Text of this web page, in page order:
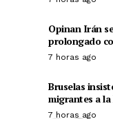
Opinan Irán
prolongado
7 horas ago
Bruselas
migrantes a
7 horas ago